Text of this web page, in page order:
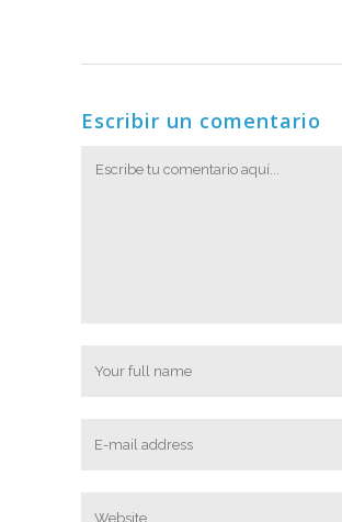
Escribir un comentario